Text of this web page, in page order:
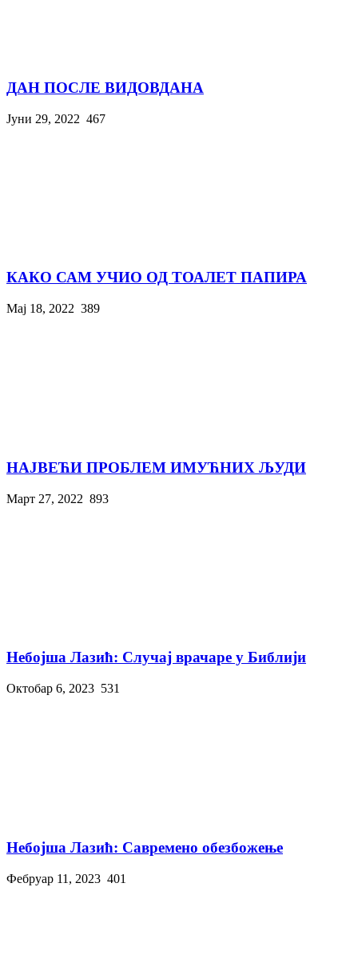
ДАН ПОСЛЕ ВИДОВДАНА
Јуни 29, 2022 467
КАКО САМ УЧИО ОД ТОАЛЕТ ПАПИРА
Мај 18, 2022 389
НАЈВЕЋИ ПРОБЛЕМ ИМУЋНИХ ЉУДИ
Март 27, 2022 893
Небојша Лазић: Случај врачаре у Библији
Октобар 6, 2023 531
Небојша Лазић: Савремено обезбожење
Фебруар 11, 2023 401